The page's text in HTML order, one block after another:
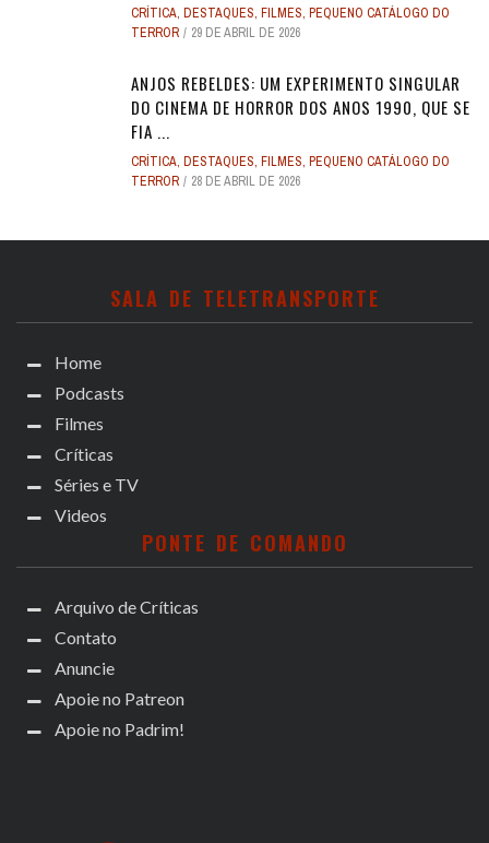
CRÍTICA, DESTAQUES, FILMES, PEQUENO CATÁLOGO DO
TERROR
29 DE ABRIL DE 2026
ANJOS REBELDES: UM EXPERIMENTO SINGULAR
DO CINEMA DE HORROR DOS ANOS 1990, QUE SE
FIA ...
CRÍTICA, DESTAQUES, FILMES, PEQUENO CATÁLOGO DO
TERROR
28 DE ABRIL DE 2026
SALA DE TELETRANSPORTE
Home
Podcasts
Filmes
Críticas
Séries e TV
Videos
PONTE DE COMANDO
Arquivo de Críticas
Contato
Anuncie
Apoie no Patreon
Apoie no Padrim!